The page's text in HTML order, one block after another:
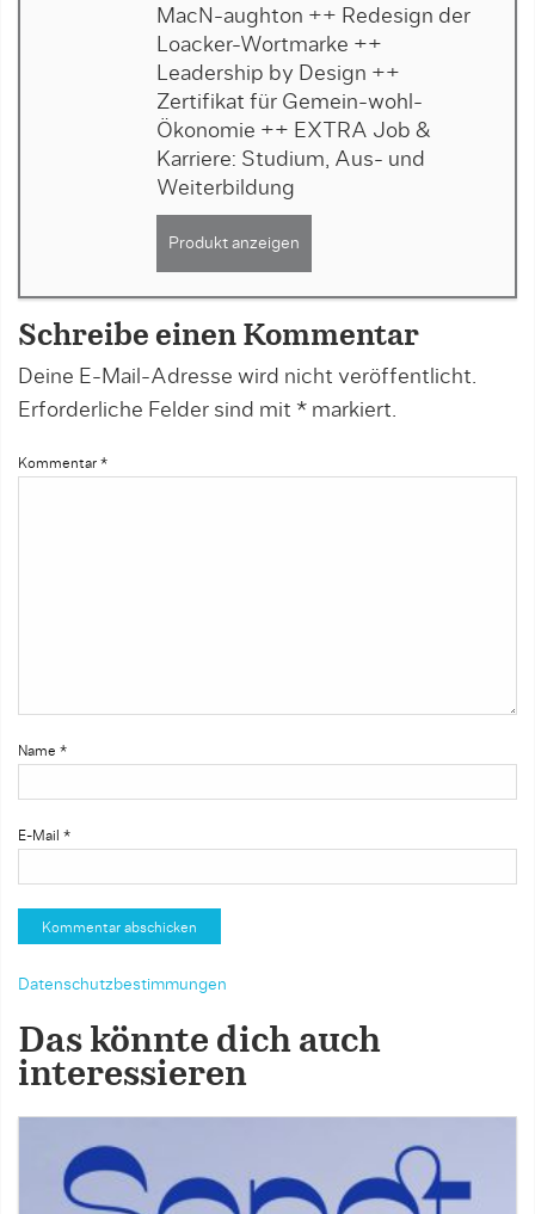
MacN-aughton ++ Redesign der
Loacker-Wortmarke ++
Leadership by Design ++
Zertifikat für Gemein-wohl-
Ökonomie ++ EXTRA Job &
Karriere: Studium, Aus- und
Weiterbildung
Produkt anzeigen
Schreibe einen Kommentar
Deine E-Mail-Adresse wird nicht veröffentlicht.
Erforderliche Felder sind mit * markiert.
Kommentar *
Name *
E-Mail *
Datenschutzbestimmungen
Das könnte dich auch
interessieren